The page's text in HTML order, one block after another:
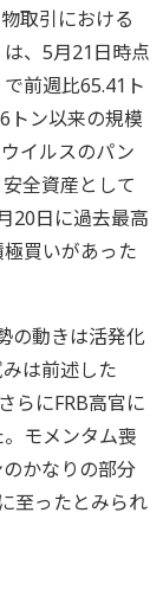
取引における
、5月21日時点
前週比65.41ト
トン以来の規模
イルスのパン
全資産として
20日に過去最高
買いがあった
の動きは活発化
は前述した
らにFRB高官に
モメンタム喪
かなりの部分
至ったとみられ